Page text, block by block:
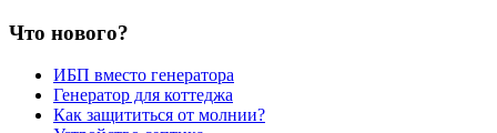
Что нового?
ИБП вместо генератора
Генератор для коттеджа
Как защититься от молнии?